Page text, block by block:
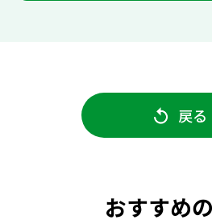
戻る
おすすめ